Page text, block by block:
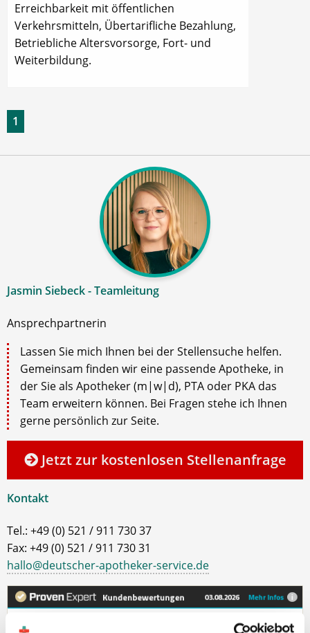
Erreichbarkeit mit öffentlichen
Verkehrsmitteln, Übertarifliche Bezahlung,
Betriebliche Altersvorsorge, Fort- und
Weiterbildung.
1
Jasmin Siebeck - Teamleitung
Ansprechpartnerin
Lassen Sie mich Ihnen bei der Stellensuche helfen.
Gemeinsam finden wir eine passende Apotheke, in
der Sie als Apotheker (m|w|d), PTA oder PKA das
Team erweitern können. Bei Fragen stehe ich Ihnen
gerne persönlich zur Seite.
Jetzt zur kostenlosen Stellenanfrage
Kontakt
Tel.: +49 (0) 521 / 911 730 37
Fax: +49 (0) 521 / 911 730 31
hallo@deutscher-apotheker-service.de